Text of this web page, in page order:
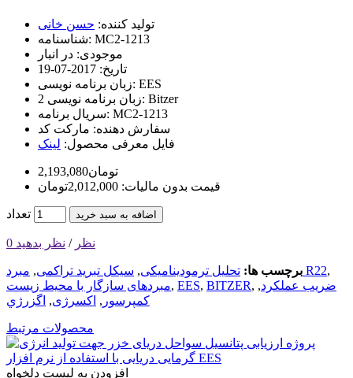
تولید کننده: حسن خانی
شناسنامه: MC2-1213
موجودی: در انبار
تاریخ: 2017-07-19
زبان برنامه نویسی: EES
زبان برنامه نویسی 2: Bitzer
سریال برنامه: MC2-1213
سفارش دهنده: مارکت کد
فایل معرفی محصول: لینک
2,193,080تومان
قیمت بدون مالیات: 2,012,000تومان
تعداد اضافه به سبد خرید
0 نظر / نظر بدهید
برچسب ها: تحلیل ترمودینامیکی, سیکل تبرید تراکمی, مبرد R22,
مبردهای سازگار با محیط زیست, EES, BITZER, ضریب عملکرد,
کمپرسور , اکسرژی, اگزرژي
محصولات مرتبط
افزودن به لیست دلخواه